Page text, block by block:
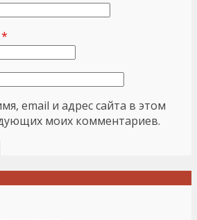
*
email и адрес сайта в этом
моих комментариев.